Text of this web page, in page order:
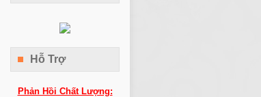
Hỗ Trợ
Phản Hồi Chất Lượng: